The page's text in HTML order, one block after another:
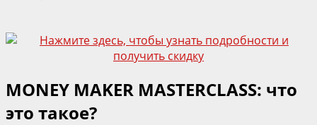
MONEY MAKER MASTERCLASS: что
это такое?